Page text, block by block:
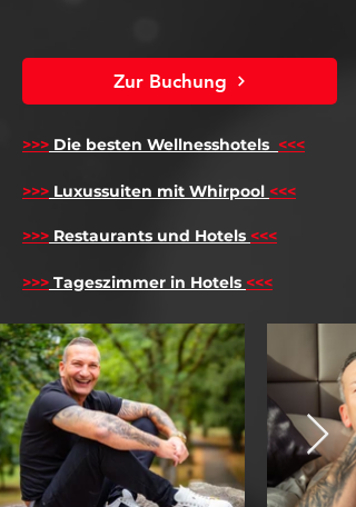
Zur Buchung
>>> Die besten Wellnesshotels <<<
>>> Luxussuiten mit Whirpool <<<
>>> Restaurants und Hotels <<<
>>> Tageszimmer in Hotels <<<